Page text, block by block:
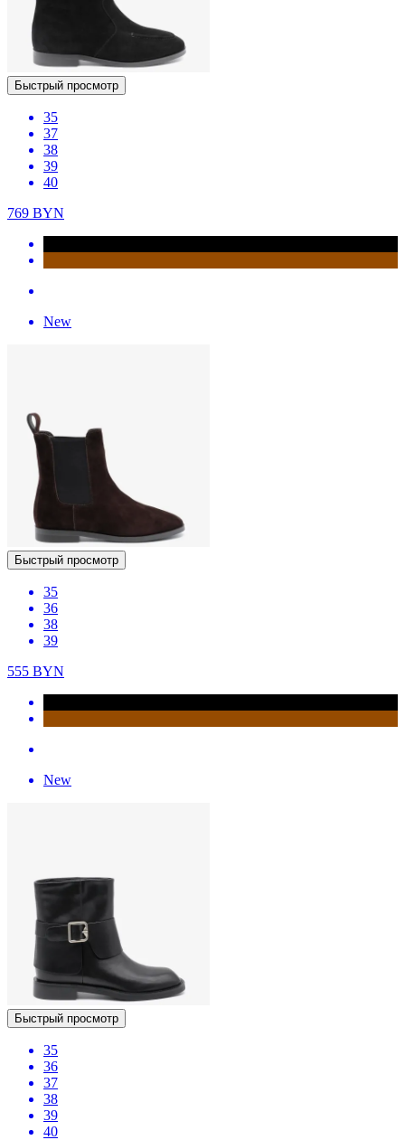
Быстрый просмотр
35
37
38
39
40
769 BYN
New
Быстрый просмотр
35
36
38
39
555 BYN
New
Быстрый просмотр
35
36
37
38
39
40